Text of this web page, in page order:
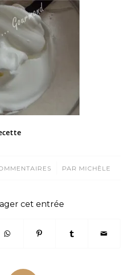
/ PAR MICHÈLE
cet entrée